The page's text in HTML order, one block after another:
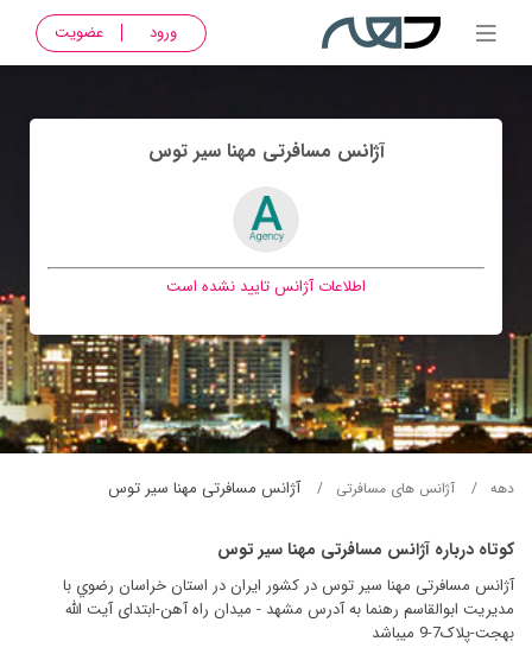
ورود عضویت
آژانس مسافرتی مهنا سير توس
اطلاعات آژانس تایید نشده است
دهه آژانس های مسافرتی آژانس مسافرتی مهنا سير توس
کوتاه درباره آژانس مسافرتی مهنا سير توس
آژانس مسافرتی مهنا سير توس در کشور ایران در استان خراسان رضوي با
مدیریت ابوالقاسم رهنما به آدرس مشهد - میدان راه آهن-ابتدای آیت الله
بهجت-پلاک7-9 میباشد